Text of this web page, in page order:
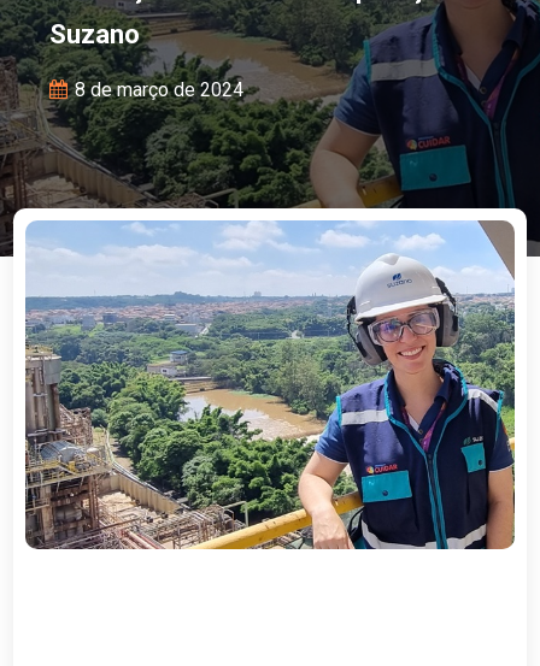
Suzano
8 de março de 2024